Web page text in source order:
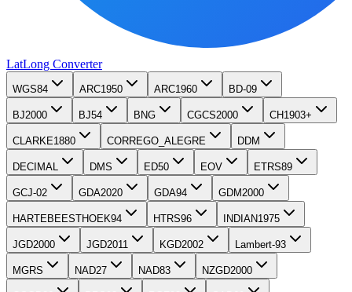
LatLong Converter
WGS84 ARC1950 ARC1960 BD-09
BJ2000 BJ54 BNG CGCS2000 CH1903+
CLARKE1880 CORREGO_ALEGRE DDM
DECIMAL DMS ED50 EOV ETRS89
GCJ-02 GDA2020 GDA94 GDM2000
HARTEBEESTHOEK94 HTRS96 INDIAN1975
JGD2000 JGD2011 KGD2002 Lambert-93
MGRS NAD27 NAD83 NZGD2000